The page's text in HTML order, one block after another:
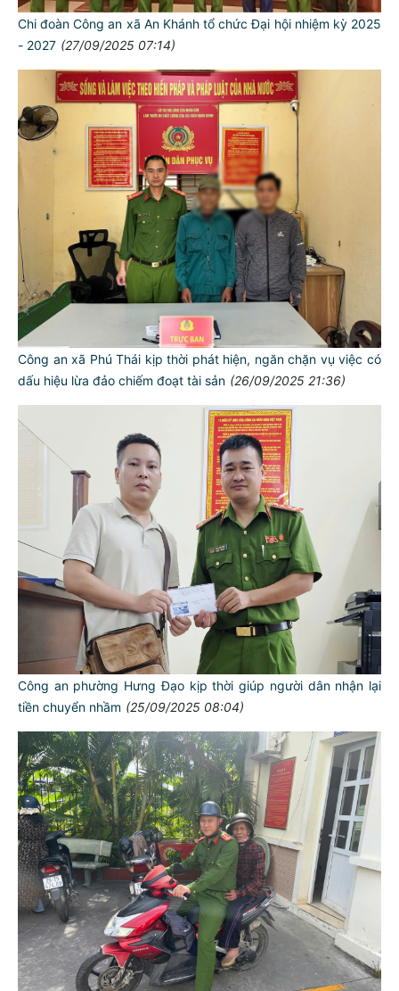
Chi đoàn Công an xã An Khánh tổ chức Đại hội nhiệm kỳ 2025
- 2027 (27/09/2025 07:14)
Công an xã Phú Thái kịp thời phát hiện, ngăn chặn vụ việc có
dấu hiệu lừa đảo chiếm đoạt tài sản (26/09/2025 21:36)
Công an phường Hưng Đạo kịp thời giúp người dân nhận lại
tiền chuyển nhầm (25/09/2025 08:04)
TƯ CÁCH
NGƯỜI CÔNG AN CÁCH MỆNH LÀ:
Đối với tự mình, phải
CẦN, KIỆM, LIÊM, CHÍNH
Đối với đồng sự, phải